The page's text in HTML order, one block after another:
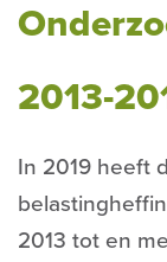
2013-
In 2019 heeft
2013 tot en